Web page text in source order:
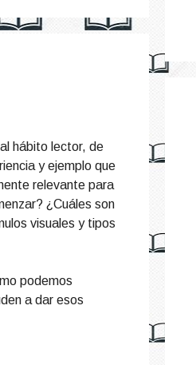
hábito lector, de
y ejemplo que
relevante para
¿Cuáles son
visuales y tipos
podemos
a dar esos